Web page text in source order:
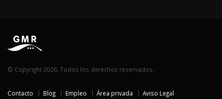
© Copyright 2026. Todos los derechos reservados.
Contacto Blog Empleo Área privada Aviso Legal